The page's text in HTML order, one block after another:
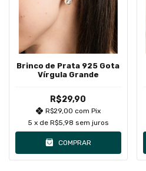
Brinco de Prata 925 Gota
Vírgula Grande
R$29,90
R$29,00 com Pix
5 x de R$5,98 sem juros
COMPRAR